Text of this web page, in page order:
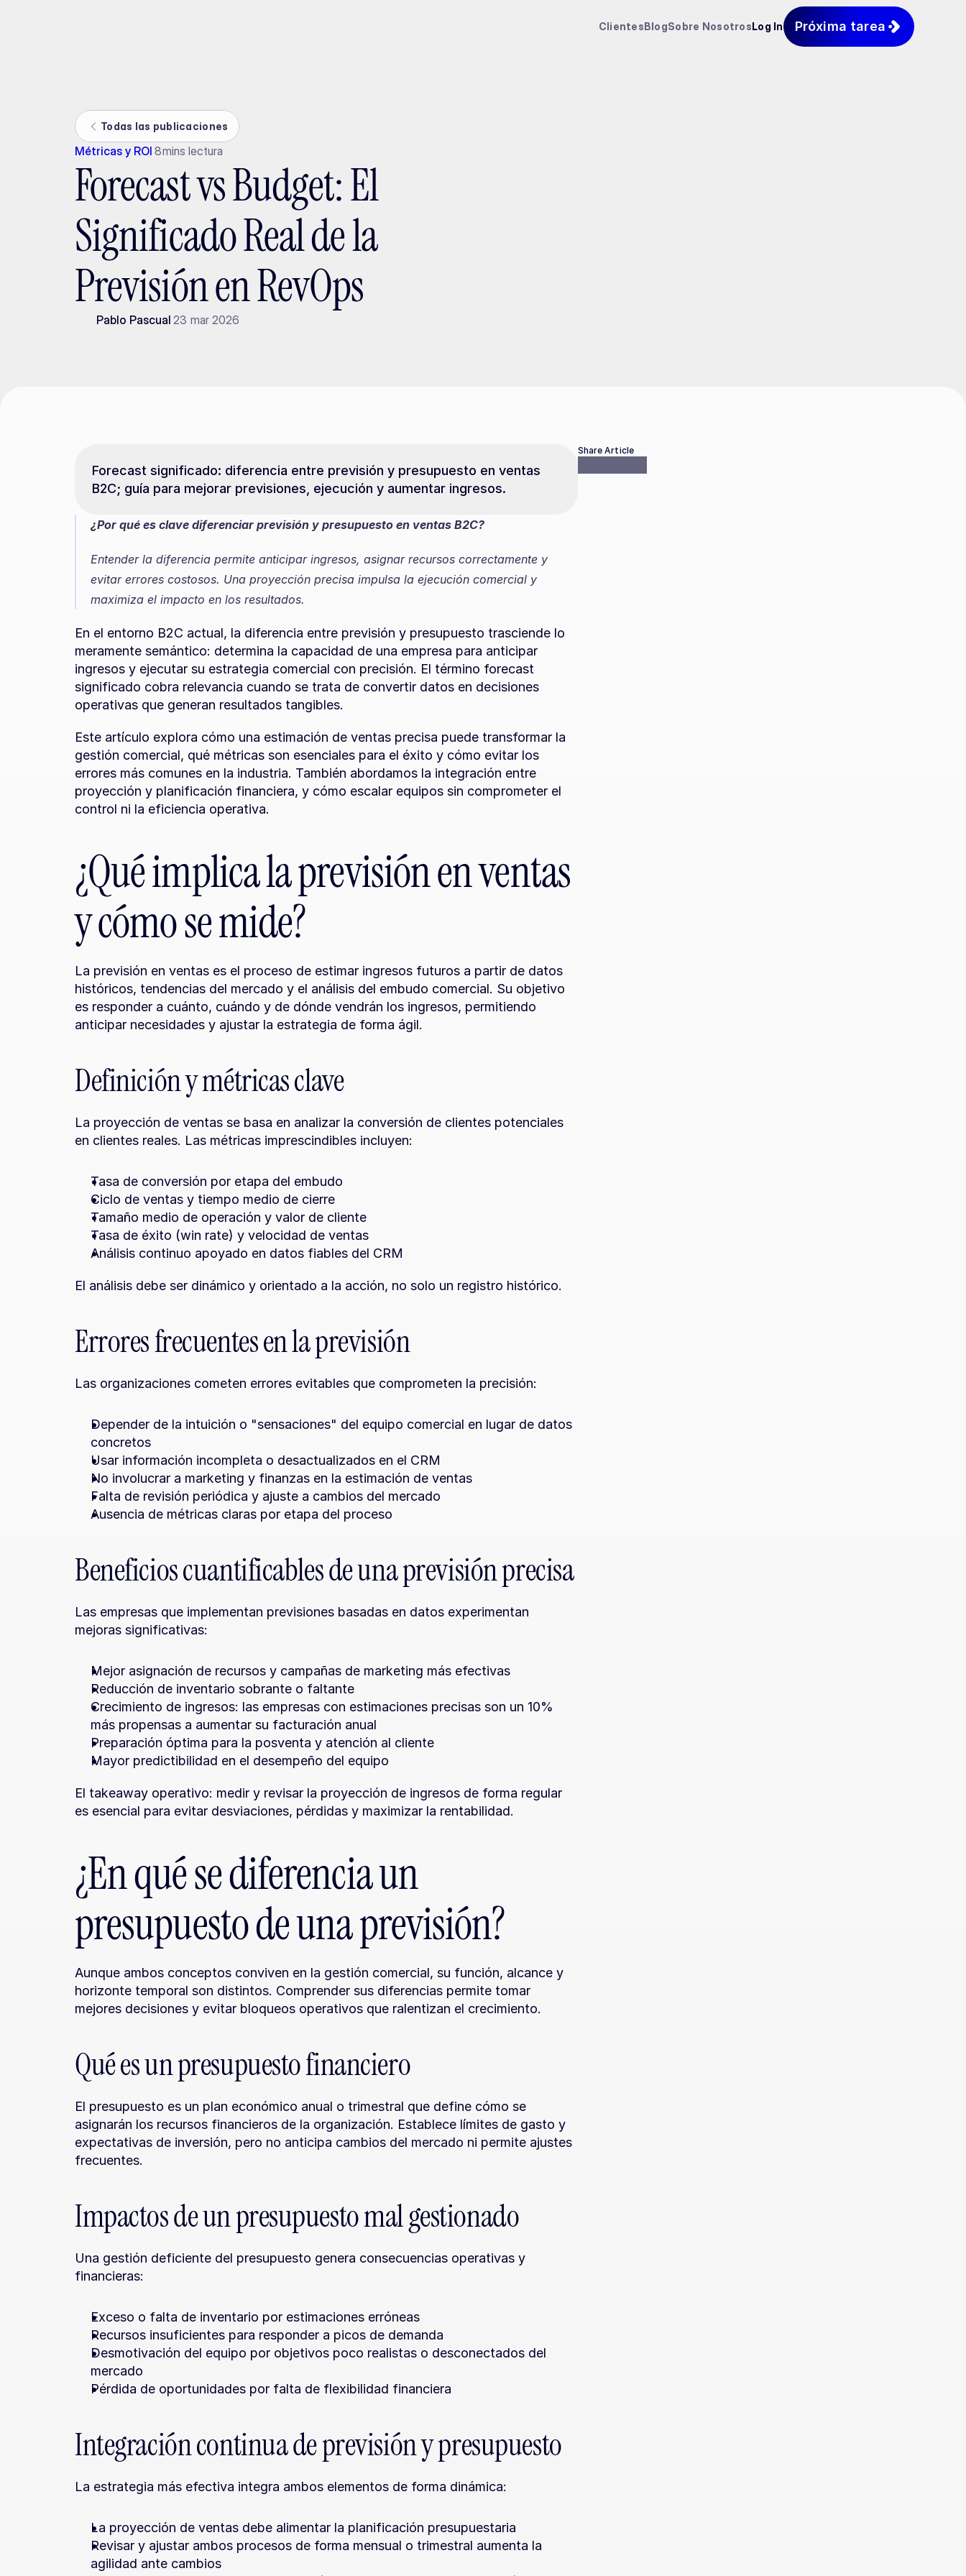
ClientesBlogSobre NosotrosLog In Próxima tarea
Todas las publicaciones
Métricas y ROI 8mins lectura
Forecast vs Budget: El
Significado Real de la
Previsión en RevOps
Pablo Pascual 23 mar 2026
Forecast significado: diferencia entre previsión y presupuesto en ventas
B2C; guía para mejorar previsiones, ejecución y aumentar ingresos.
¿Por qué es clave diferenciar previsión y presupuesto en ventas B2C?
Entender la diferencia permite anticipar ingresos, asignar recursos correctamente y
evitar errores costosos. Una proyección precisa impulsa la ejecución comercial y
maximiza el impacto en los resultados.
En el entorno B2C actual, la diferencia entre previsión y presupuesto trasciende lo
meramente semántico: determina la capacidad de una empresa para anticipar
ingresos y ejecutar su estrategia comercial con precisión. El término forecast
significado cobra relevancia cuando se trata de convertir datos en decisiones
operativas que generan resultados tangibles.
Este artículo explora cómo una estimación de ventas precisa puede transformar la
gestión comercial, qué métricas son esenciales para el éxito y cómo evitar los
errores más comunes en la industria. También abordamos la integración entre
proyección y planificación financiera, y cómo escalar equipos sin comprometer el
control ni la eficiencia operativa.
¿Qué implica la previsión en ventas
y cómo se mide?
La previsión en ventas es el proceso de estimar ingresos futuros a partir de datos
históricos, tendencias del mercado y el análisis del embudo comercial. Su objetivo
es responder a cuánto, cuándo y de dónde vendrán los ingresos, permitiendo
anticipar necesidades y ajustar la estrategia de forma ágil.
Definición y métricas clave
La proyección de ventas se basa en analizar la conversión de clientes potenciales
en clientes reales. Las métricas imprescindibles incluyen:
Tasa de conversión por etapa del embudo
Ciclo de ventas y tiempo medio de cierre
Tamaño medio de operación y valor de cliente
Tasa de éxito (win rate) y velocidad de ventas
Análisis continuo apoyado en datos fiables del CRM
El análisis debe ser dinámico y orientado a la acción, no solo un registro histórico.
Errores frecuentes en la previsión
Las organizaciones cometen errores evitables que comprometen la precisión:
Depender de la intuición o "sensaciones" del equipo comercial en lugar de datos
concretos
Usar información incompleta o desactualizados en el CRM
No involucrar a marketing y finanzas en la estimación de ventas
Falta de revisión periódica y ajuste a cambios del mercado
Ausencia de métricas claras por etapa del proceso
Beneficios cuantificables de una previsión precisa
Las empresas que implementan previsiones basadas en datos experimentan
mejoras significativas:
Mejor asignación de recursos y campañas de marketing más efectivas
Reducción de inventario sobrante o faltante
Crecimiento de ingresos: las empresas con estimaciones precisas son un 10%
más propensas a aumentar su facturación anual
Preparación óptima para la posventa y atención al cliente
Mayor predictibilidad en el desempeño del equipo
El takeaway operativo: medir y revisar la proyección de ingresos de forma regular
es esencial para evitar desviaciones, pérdidas y maximizar la rentabilidad.
¿En qué se diferencia un
presupuesto de una previsión?
Aunque ambos conceptos conviven en la gestión comercial, su función, alcance y
horizonte temporal son distintos. Comprender sus diferencias permite tomar
mejores decisiones y evitar bloqueos operativos que ralentizan el crecimiento.
Qué es un presupuesto financiero
El presupuesto es un plan económico anual o trimestral que define cómo se
asignarán los recursos financieros de la organización. Establece límites de gasto y
expectativas de inversión, pero no anticipa cambios del mercado ni permite ajustes
frecuentes.
Impactos de un presupuesto mal gestionado
Una gestión deficiente del presupuesto genera consecuencias operativas y
financieras:
Exceso o falta de inventario por estimaciones erróneas
Recursos insuficientes para responder a picos de demanda
Desmotivación del equipo por objetivos poco realistas o desconectados del
mercado
Pérdida de oportunidades por falta de flexibilidad financiera
Integración continua de previsión y presupuesto
La estrategia más efectiva integra ambos elementos de forma dinámica:
La proyección de ventas debe alimentar la planificación presupuestaria
Revisar y ajustar ambos procesos de forma mensual o trimestral aumenta la
agilidad ante cambios
Share Article